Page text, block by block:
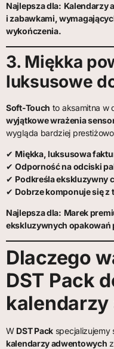
Najlepsza dla: Kalendarzy
i zabawkami,
wykończenia.
3. Miękka
luksusowe
Soft-Touch to aksamitna w
wyjątkowe wrażenia
wygląda bardziej
✔ Miękka, luksusowa
✔Odporność na odciski
✔ Podkreśla ekskluzywny
✔ Dobrze komponuje się z
Najlepsza dla: Marek
ekskluzywnych opakowań
Dlaczego
DST Pack
W DST Pack
kalendarzy adwentowych